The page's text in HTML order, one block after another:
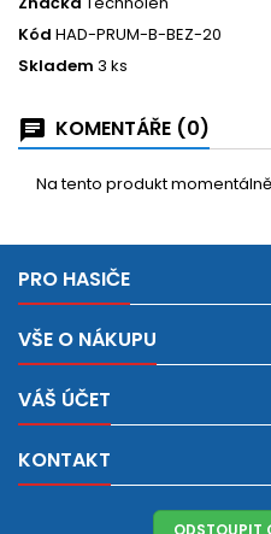
Kód HAD-PRUM-B-BEZ-20
Skladem 3 ks
KOMENTÁŘE (0)
Na tento produkt
PRO HASIČE
VŠE O NÁKUPU
VÁŠ ÚČET
KONTAKT
ODSTOUPIT